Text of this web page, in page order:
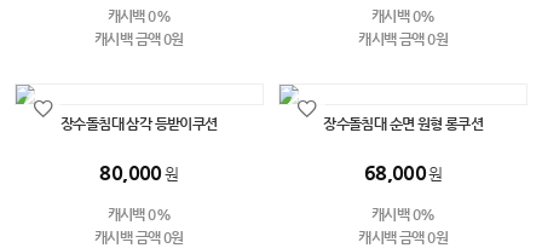
캐시백 0%
캐시백 금액 0원
캐시백 0%
캐시백 금액 0원
장수돌침대 삼각 등받이쿠션
80,000원
캐시백 0%
캐시백 금액 0원
장수돌침대 순면 원형 롱쿠션
68,000원
캐시백 0%
캐시백 금액 0원